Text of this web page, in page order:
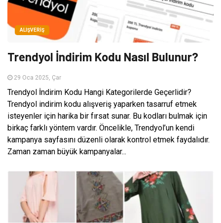
ALIŞVERIŞ
Trendyol İndirim Kodu Nasıl Bulunur?
29 Oca 2025, Çar
Trendyol İndirim Kodu Hangi Kategorilerde Geçerlidir?
Trendyol indirim kodu alışveriş yaparken tasarruf etmek
isteyenler için harika bir fırsat sunar. Bu kodları bulmak için
birkaç farklı yöntem vardır. Öncelikle, Trendyol’un kendi
kampanya sayfasını düzenli olarak kontrol etmek faydalıdır.
Zaman zaman büyük kampanyalar...